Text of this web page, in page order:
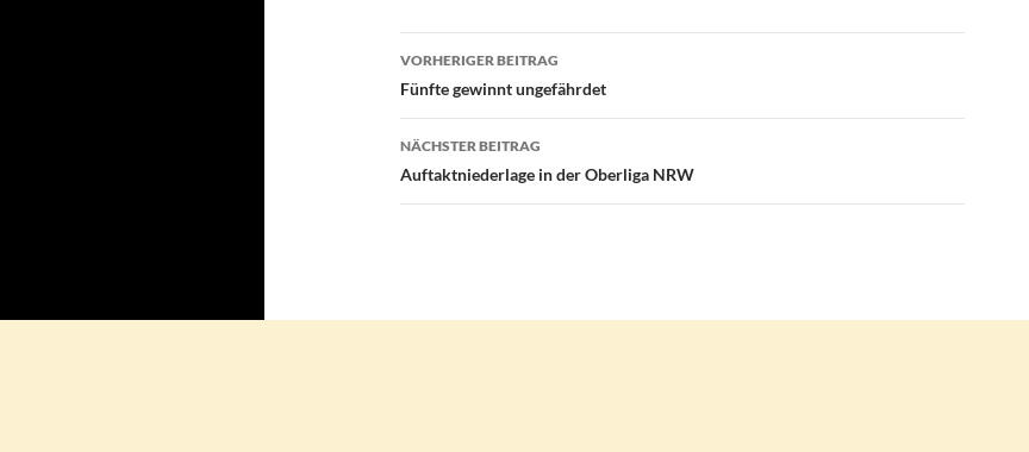
Beitragsnavigation
VORHERIGER BEITRAG
Fünfte gewinnt ungefährdet
NÄCHSTER BEITRAG
Auftaktniederlage in der Oberliga NRW